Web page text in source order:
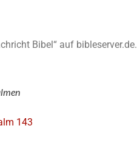
Bibel“ auf bibleserver.de.
143